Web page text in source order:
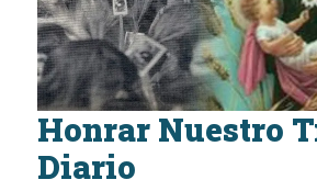
Honrar Nuestro
Diario